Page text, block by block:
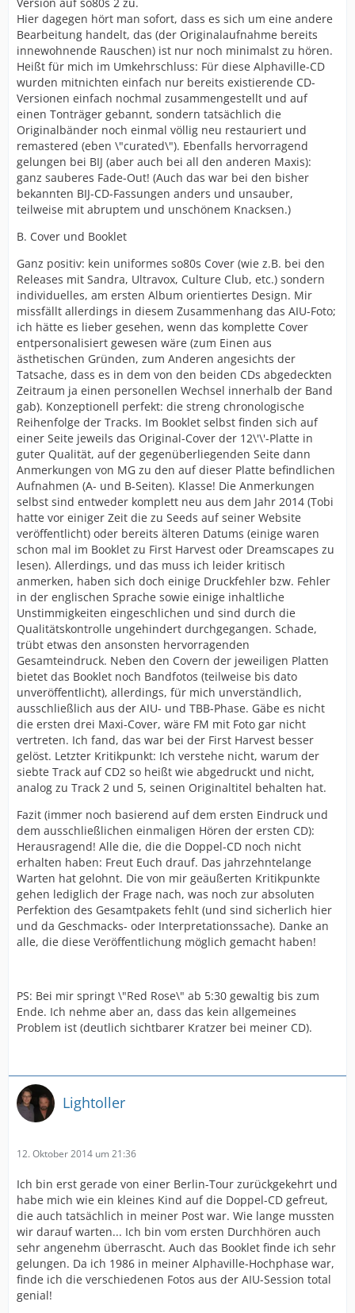
Hier dagegen hört man sofort, dass es sich um eine andere
Bearbeitung handelt, das (der Originalaufnahme bereits
innewohnende Rauschen) ist nur noch minimalst zu hören.
Heißt für mich im Umkehrschluss: Für diese Alphaville-CD
wurden mitnichten einfach nur bereits existierende CD-
Versionen einfach nochmal zusammengestellt und auf
einen Tonträger gebannt, sondern tatsächlich die
Originalbänder noch einmal völlig neu restauriert und
remastered (eben \"curated\"). Ebenfalls hervorragend
gelungen bei BIJ (aber auch bei all den anderen Maxis):
ganz sauberes Fade-Out! (Auch das war bei den bisher
bekannten BIJ-CD-Fassungen anders und unsauber,
teilweise mit abruptem und unschönem Knacksen.)
B. Cover und Booklet
Ganz positiv: kein uniformes so80s Cover (wie z.B. bei den
Releases mit Sandra, Ultravox, Culture Club, etc.) sondern
individuelles, am ersten Album orientiertes Design. Mir
missfällt allerdings in diesem Zusammenhang das AIU-Foto;
ich hätte es lieber gesehen, wenn das komplette Cover
entpersonalisiert gewesen wäre (zum Einen aus
ästhetischen Gründen, zum Anderen angesichts der
Tatsache, dass es in dem von den beiden CDs abgedeckten
Zeitraum ja einen personellen Wechsel innerhalb der Band
gab). Konzeptionell perfekt: die streng chronologische
Reihenfolge der Tracks. Im Booklet selbst finden sich auf
einer Seite jeweils das Original-Cover der 12\'\'-Platte in
guter Qualität, auf der gegenüberliegenden Seite dann
Anmerkungen von MG zu den auf dieser Platte befindlichen
Aufnahmen (A- und B-Seiten). Klasse! Die Anmerkungen
selbst sind entweder komplett neu aus dem Jahr 2014 (Tobi
hatte vor einiger Zeit die zu Seeds auf seiner Website
veröffentlicht) oder bereits älteren Datums (einige waren
schon mal im Booklet zu First Harvest oder Dreamscapes zu
lesen). Allerdings, und das muss ich leider kritisch
anmerken, haben sich doch einige Druckfehler bzw. Fehler
in der englischen Sprache sowie einige inhaltliche
Unstimmigkeiten eingeschlichen und sind durch die
Qualitätskontrolle ungehindert durchgegangen. Schade,
trübt etwas den ansonsten hervorragenden
Gesamteindruck. Neben den Covern der jeweiligen Platten
bietet das Booklet noch Bandfotos (teilweise bis dato
unveröffentlicht), allerdings, für mich unverständlich,
ausschließlich aus der AIU- und TBB-Phase. Gäbe es nicht
die ersten drei Maxi-Cover, wäre FM mit Foto gar nicht
vertreten. Ich fand, das war bei der First Harvest besser
gelöst. Letzter Kritikpunkt: Ich verstehe nicht, warum der
siebte Track auf CD2 so heißt wie abgedruckt und nicht,
analog zu Track 2 und 5, seinen Originaltitel behalten hat.
Fazit (immer noch basierend auf dem ersten Eindruck und
dem ausschließlichen einmaligen Hören der ersten CD):
Herausragend! Alle die, die die Doppel-CD noch nicht
erhalten haben: Freut Euch drauf. Das jahrzehntelange
Warten hat gelohnt. Die von mir geäußerten Kritikpunkte
gehen lediglich der Frage nach, was noch zur absoluten
Perfektion des Gesamtpakets fehlt (und sind sicherlich hier
und da Geschmacks- oder Interpretationssache). Danke an
alle, die diese Veröffentlichung möglich gemacht haben!
PS: Bei mir springt \"Red Rose\" ab 5:30 gewaltig bis zum
Ende. Ich nehme aber an, dass das kein allgemeines
Problem ist (deutlich sichtbarer Kratzer bei meiner CD).
Lightoller
12. Oktober 2014 um 21:36
Ich bin erst gerade von einer Berlin-Tour zurückgekehrt und
habe mich wie ein kleines Kind auf die Doppel-CD gefreut,
die auch tatsächlich in meiner Post war. Wie lange mussten
wir darauf warten... Ich bin vom ersten Durchhören auch
sehr angenehm überrascht. Auch das Booklet finde ich sehr
gelungen. Da ich 1986 in meiner Alphaville-Hochphase war,
finde ich die verschiedenen Fotos aus der AIU-Session total
genial!